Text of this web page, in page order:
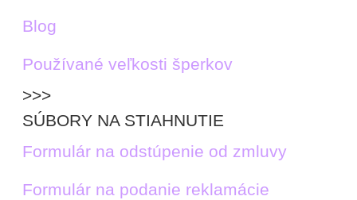
Blog
Používané veľkosti šperkov
>>>
SÚBORY NA STIAHNUTIE
Formulár na odstúpenie od zmluvy
Formulár na podanie reklamácie